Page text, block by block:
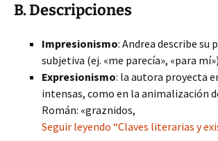
B. Descripciones
Impresionismo: Andrea describe su
subjetiva (ej. «me parecía», «para
Expresionismo: la autora proyecta
intensas, como en la animalización
Román: «graznidos,
Seguir leyendo “Claves literarias y